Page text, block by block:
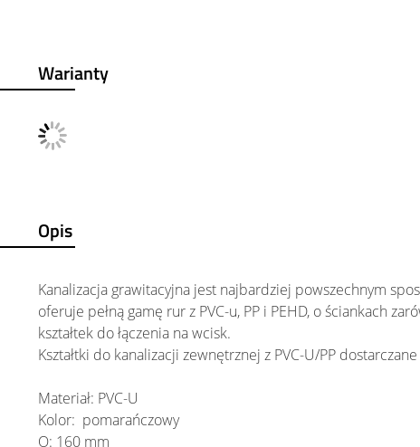
Warianty
Opis
Kanalizacja grawitacyjna jest najbardziej powszechnym
oferuje pełną gamę rur z PVC-u, PP i PEHD, o ściankach
kształtek do łączenia na wcisk.
Kształtki do kanalizacji zewnętrznej z PVC-U/PP
Materiał: PVC-U
Kolor: pomarańczowy
O: 160 mm